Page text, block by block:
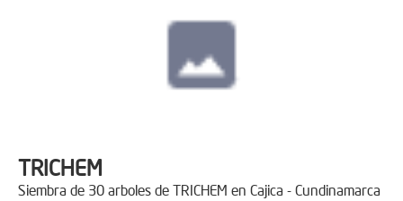
TRICHEM
Siembra de 30 arboles de TRICHEM en Cajica - Cundinamarca